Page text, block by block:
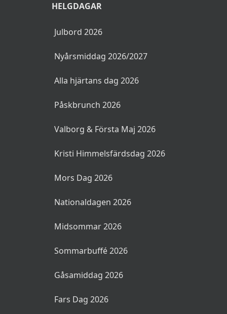
HELGDAGAR
Julbord 2026
Nyårsmiddag 2026/2027
Alla hjärtans dag 2026
Påskbrunch 2026
Valborg & Första Maj 2026
Kristi Himmelsfärdsdag 2026
Mors Dag 2026
Nationaldagen 2026
Midsommar 2026
Sommarbuffé 2026
Gåsamiddag 2026
Fars Dag 2026